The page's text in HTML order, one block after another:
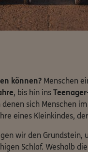
können? Menschen
, bis hin ins Teenager
sich Menschen
eines Kleinkindes,
wir den Grundstein,
Schlaf. Weshalb